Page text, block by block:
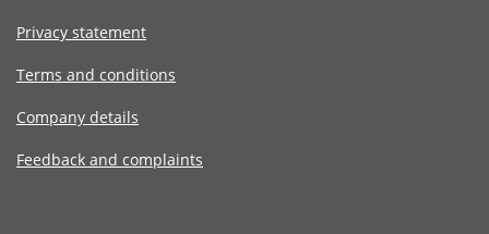
Privacy statement
Terms and conditions
Company details
Feedback and complaints